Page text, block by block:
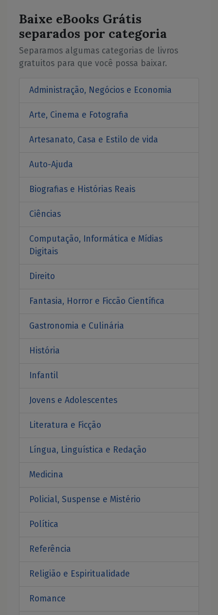
Baixe eBooks Grátis
separados por categoria
Separamos algumas categorias de livros
gratuitos para que você possa baixar.
Administração, Negócios e Economia
Arte, Cinema e Fotografia
Artesanato, Casa e Estilo de vida
Auto-Ajuda
Biografias e Histórias Reais
Ciências
Computação, Informática e Mídias
Digitais
Direito
Fantasia, Horror e Ficcão Científica
Gastronomia e Culinária
História
Infantil
Jovens e Adolescentes
Literatura e Ficção
Língua, Linguística e Redação
Medicina
Policial, Suspense e Mistério
Política
Referência
Religião e Espiritualidade
Romance